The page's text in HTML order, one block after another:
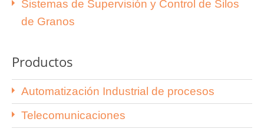
Sistemas de Supervisión y Control de Silos
de Granos
Productos
Automatización Industrial de procesos
Telecomunicaciones